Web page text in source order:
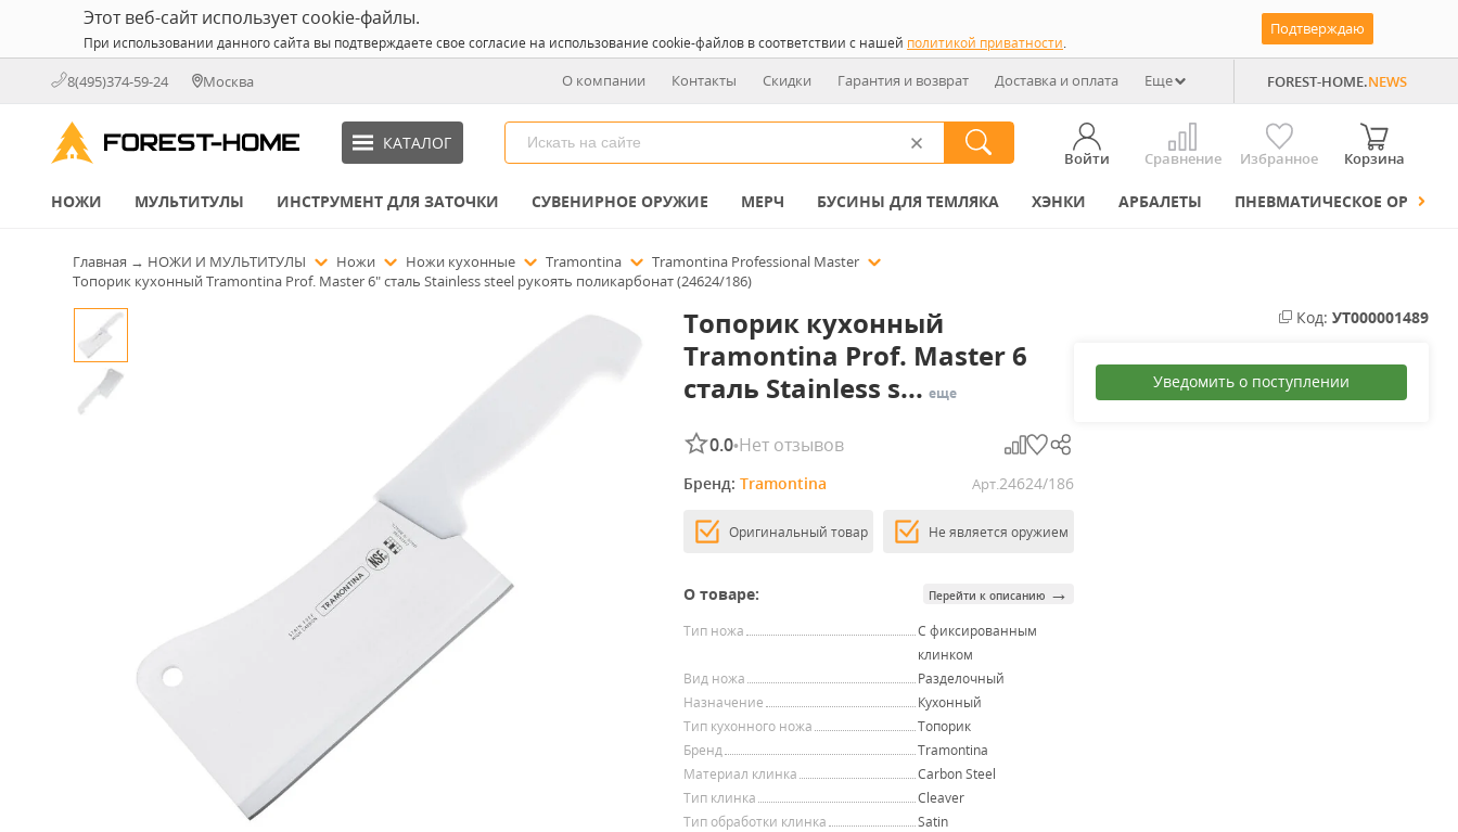
Этот веб-сайт использует cookie-файлы.
При использовании данного сайта вы подтверждаете свое согласие на использование cookie-файлов в соответствии с нашей политикой приватности.
Подтверждаю
8(495)374-59-24 Москва О компании Контакты Скидки Гарантия и возврат Доставка и оплата Еще FOREST-HOME.NEWS
КАТАЛОГ
Войти Сравнение Избранное Корзина
НОЖИ МУЛЬТИТУЛЫ ИНСТРУМЕНТ ДЛЯ ЗАТОЧКИ СУВЕНИРНОЕ ОРУЖИЕ МЕРЧ БУСИНЫ ДЛЯ ТЕМЛЯКА ХЭНКИ АРБАЛЕТЫ ПНЕВМАТИЧЕСКОЕ ОРУЖИЕ
Главная → НОЖИ И МУЛЬТИТУЛЫ Ножи Ножи кухонные Tramontina
Tramontina Professional Master
Топорик кухонный Tramontina Prof. Master 6" сталь Stainless steel рукоять поликарбонат (24624/186)
Топорик кухонный
Tramontina Prof. Master 6
сталь Stainless s... еще
0.0•Нет отзывов
Бренд: Tramontina Арт.24624/186
Оригинальный товар Не является оружием
О товаре: Перейти к описанию →
Тип ножа
С фиксированным
клинком
Вид ножа
Разделочный
Назначение
Кухонный
Тип кухонного ножа
Топорик
Бренд
Tramontina
Материал клинка
Carbon Steel
Тип клинка
Cleaver
Тип обработки клинка
Satin
Код: УТ000001489
Уведомить о поступлении